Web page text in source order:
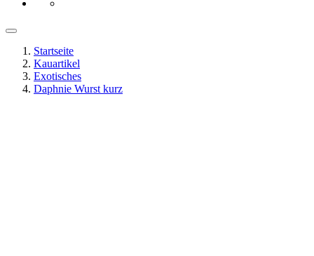
Startseite
Kauartikel
Exotisches
Daphnie Wurst kurz